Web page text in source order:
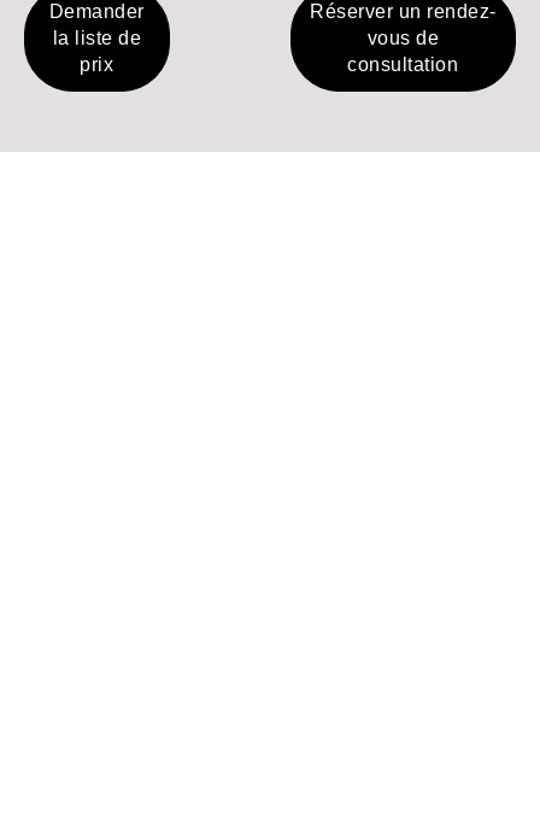
Demander
la liste de
prix
Réserver un rendez-
vous de
consultation